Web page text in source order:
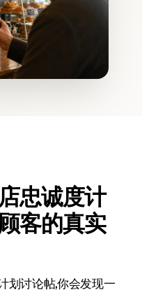
忠诚度计
客的真实
讨论帖，你会发现一